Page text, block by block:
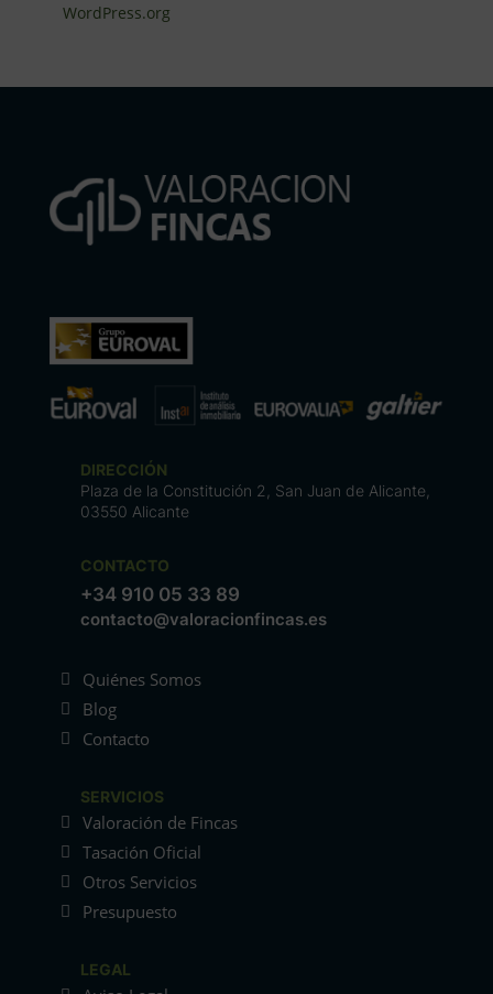
WordPress.org
DIRECCIÓN
Plaza de la Constitución 2, San Juan de Alicante,
03550 Alicante
CONTACTO
+34 910 05 33 89
contacto@valoracionfincas.es
Quiénes Somos
Blog
Contacto
SERVICIOS
Valoración de Fincas
Tasación Oficial
Otros Servicios
Presupuesto
LEGAL